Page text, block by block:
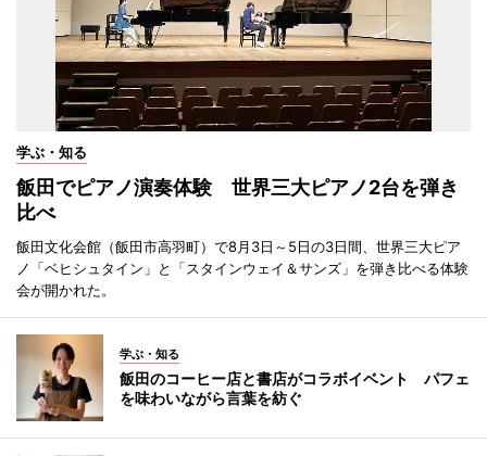
学ぶ・知る
飯田でピアノ演奏体験 世界三大ピアノ2台を弾き
比べ
飯田文化会館（飯田市高羽町）で8月3日～5日の3日間、世界三大ピア
ノ「ベヒシュタイン」と「スタインウェイ＆サンズ」を弾き比べる体験
会が開かれた。
学ぶ・知る
飯田のコーヒー店と書店がコラボイベント パフェ
を味わいながら言葉を紡ぐ